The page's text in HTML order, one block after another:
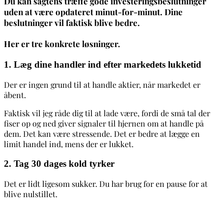
uden at være opdateret minut-for-minut. Dine
beslutninger vil faktisk blive bedre.
Her er tre konkrete løsninger.
1. Læg dine handler ind efter markedets lukketid
Der er ingen grund til at handle aktier, når markedet er
åbent.
Faktisk vil jeg råde dig til at lade være, fordi de små tal der
fiser op og ned giver signaler til hjernen om at handle på
dem. Det kan være stressende. Det er bedre at lægge en
limit handel ind, mens der er lukket.
2. Tag 30 dages kold tyrker
Det er lidt ligesom sukker. Du har brug for en pause for at
blive nulstillet.